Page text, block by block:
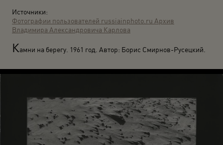
Источники:
Фотографии пользователей russiainphoto.ru Архив
Владимира Александровича Карлова
Камни на берегу. 1961 год. Автор: Борис Смирнов-Русецкий.